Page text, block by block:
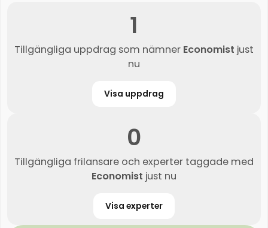
1
Tillgängliga uppdrag som nämner Economist just
nu
Visa uppdrag
0
Tillgängliga frilansare och experter taggade med
Economist just nu
Visa experter